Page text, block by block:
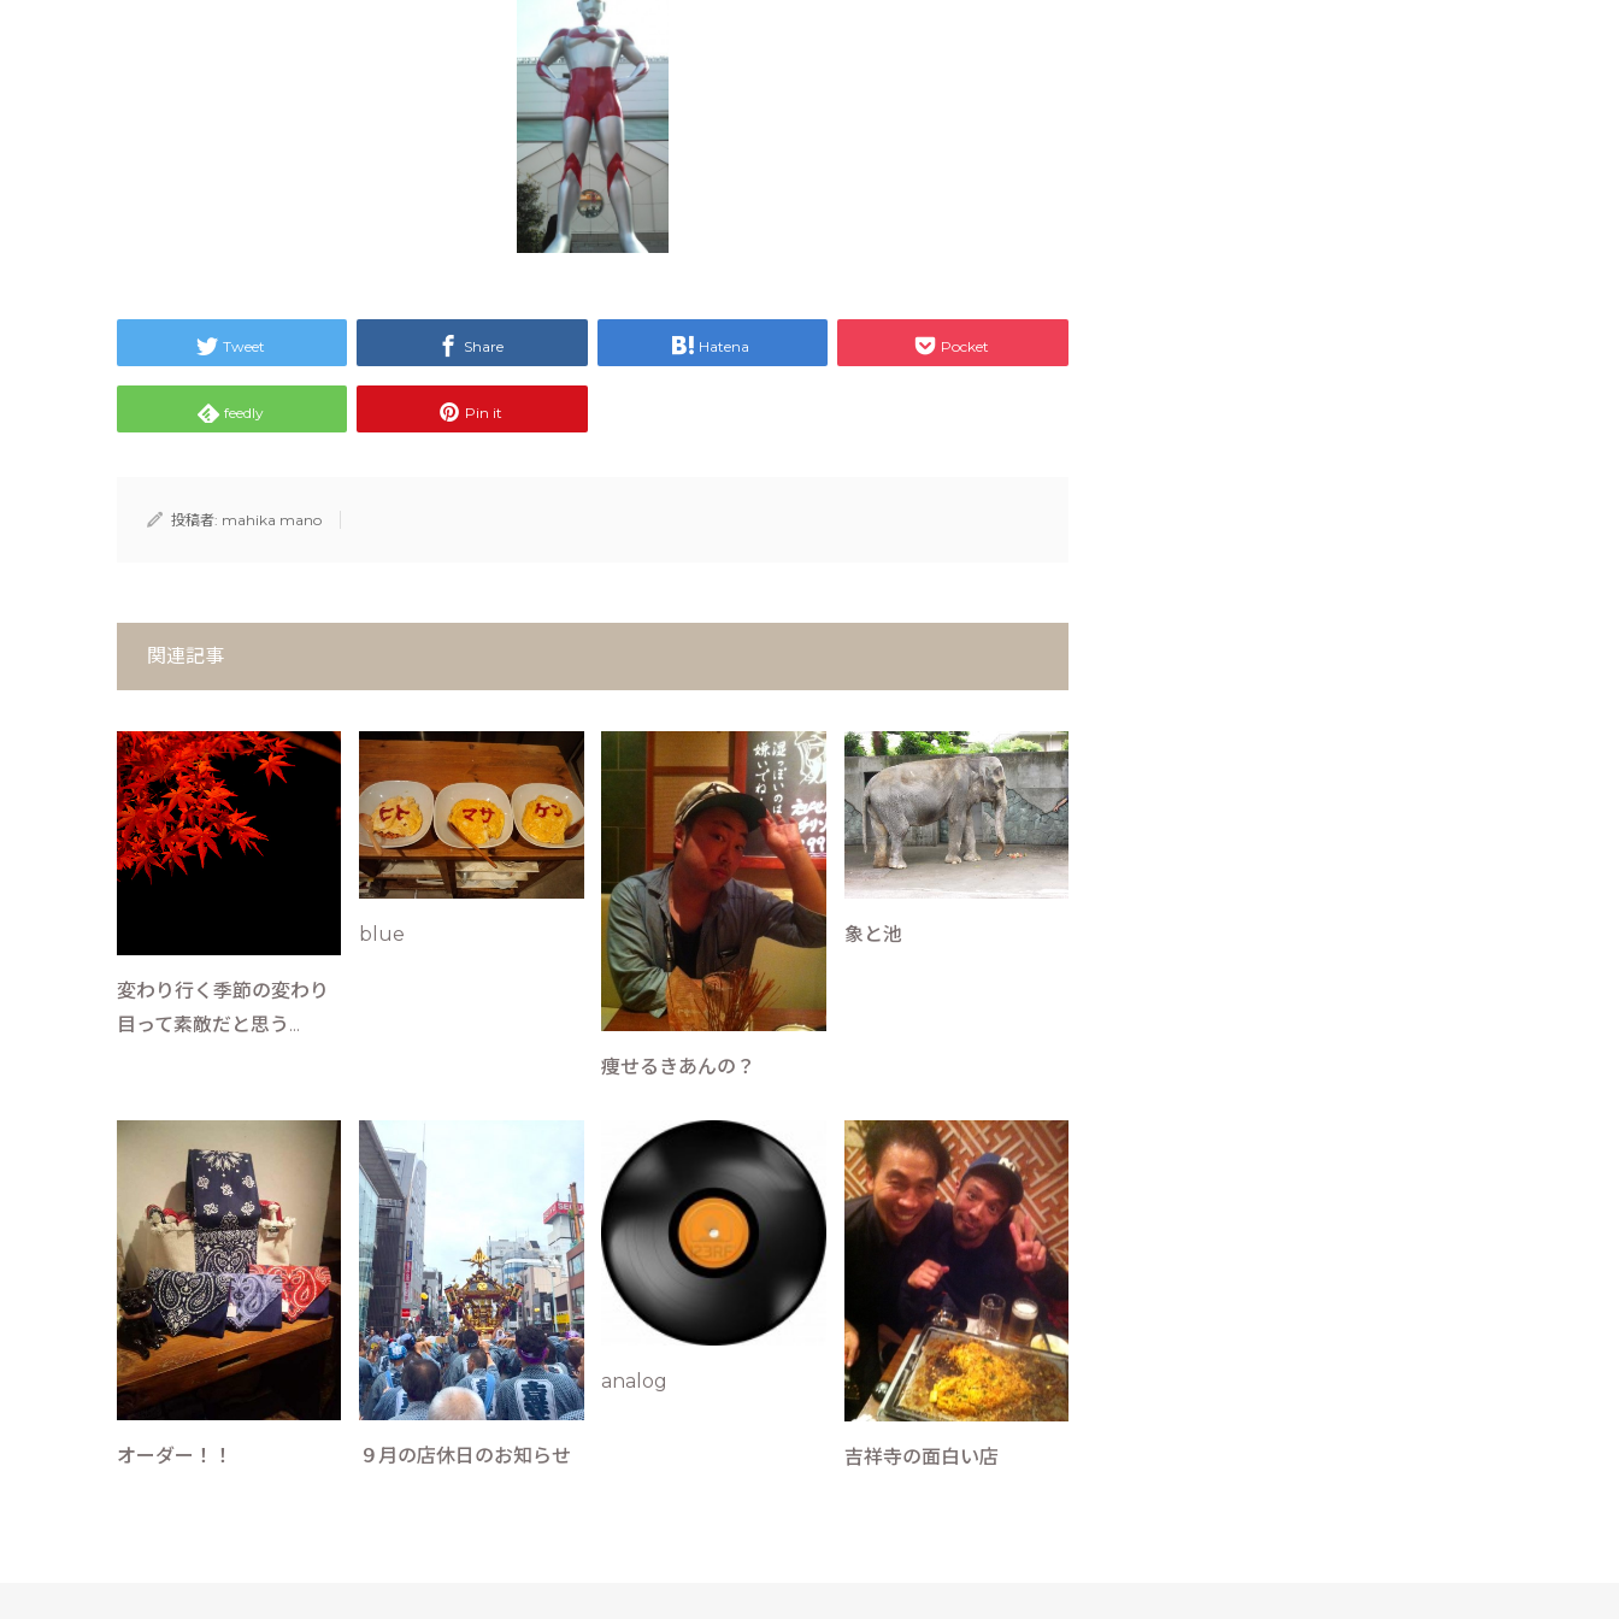
Tweet Share Hatena Pocket
feedly Pin it
投稿者: mahika mano
関連記事
変わり行く季節の変わり
目って素敵だと思う...
blue
痩せるきあんの？
象と池
オーダー！！ ９月の店休日のお知らせ
analog
吉祥寺の面白い店